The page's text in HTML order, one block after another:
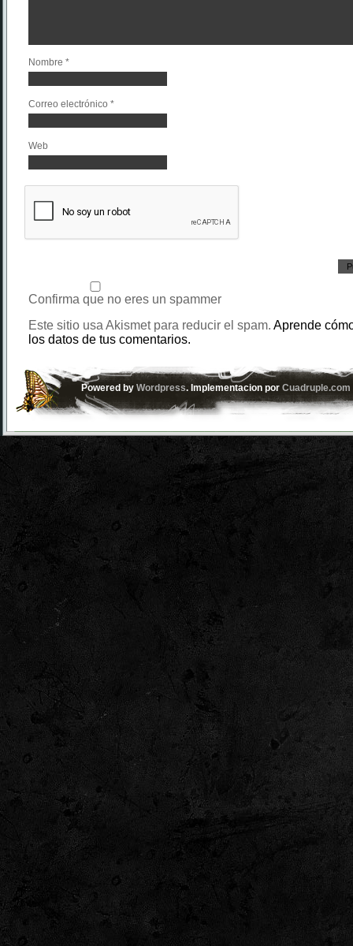
Nombre *
Correo electrónico *
Web
Confirma que no eres un spammer
Este sitio usa Akismet para reducir el spam. Aprende
los datos de tus comentarios.
Powered byWordpress. Implementacion porCuadruple.com